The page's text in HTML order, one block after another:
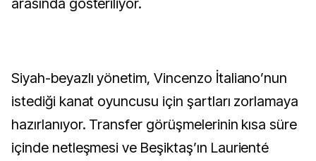
Siyah-beyazlı yönetim, Vincenzo İtaliano’nun
istediği kanat oyuncusu için şartları zorlamaya
hazırlanıyor. Transfer görüşmelerinin kısa süre
içinde netleşmesi ve Beşiktaş’ın Laurienté